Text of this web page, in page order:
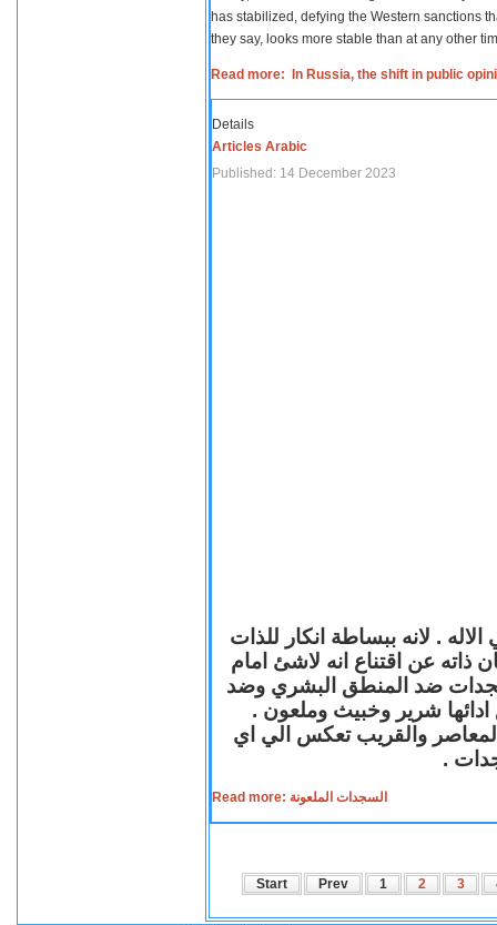
has stabilized, defying the Western sanctions
they say, looks more stable than at any other
Read more: In Russia, the shift in public
Details
Articles Arabic
Published: 14 December 2023
. لانه ببساطة انكار للذات
ذاته عن اقتناع انه لاشئ امام
ضد المنطق البشري وضد
ادائها شرير وخبيث وملعون .
المعاصر والقريب تعكس الي اي
.
Read more: السجدات الملعونة
Start Prev 1 2 3